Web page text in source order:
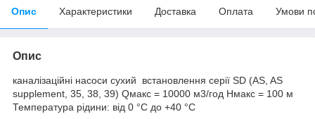
Опис Характеристики Доставка Оплата Умови
Опис
каналізаційні насоси сухий встановлення серії SD (AS, AS
supplement, 35, 38, 39) Qмакс = 10000 м3/год Hмакс = 100 м
Температура рідини: від 0 °C до +40 °C